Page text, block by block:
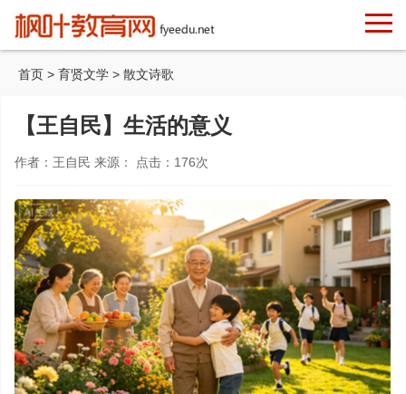
首页 > 育贤文学 > 散文诗歌
【王自民】生活的意义
作者：王自民 来源： 点击： 176次